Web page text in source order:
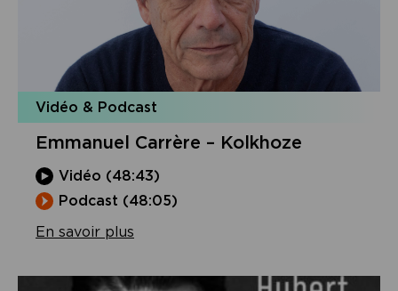
Vidéo & Podcast
Emmanuel Carrère – Kolkhoze
Vidéo (48:43)
Podcast (48:05)
En savoir plus